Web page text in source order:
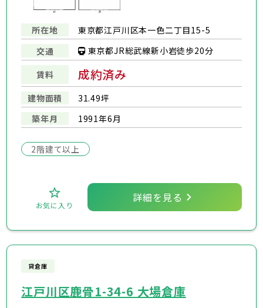
所在地
東京都江戸川区本一色二丁目15-5
交通
東京都JR総武線新小岩徒歩20分
賃料 成約済み
建物面積
31.49坪
築年月
1991年6月
2階建て以上
お気に入り
詳細を見る
貸倉庫
江戸川区鹿骨1-34-6 大場倉庫